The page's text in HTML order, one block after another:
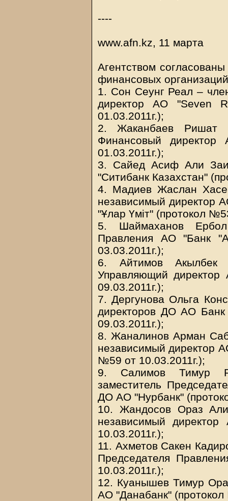
----
www.afn.kz, 11 марта
Агентством
финансовых
1. Сон Сеунг Реал –
директор АО "Seven
01.03.2011г.);
2. Жаканбаев Ришат
Финансовый
01.03.2011г.);
3. Сайед Асиф Али
"Ситибанк Казахстан"
4. Мадиев Жаслан
независимый директор
"Ұлар Үміт" (протокол
5. Шаймаханов
Правления АО "Банк
03.03.2011г.);
6. Айтимов Акылбек
Управляющий
09.03.2011г.);
7. Дергунова Ольга
директоров ДО АО
09.03.2011г.);
8. Жаналинов Арман
независимый директор
№59 от 10.03.2011г.);
9. Салимов Тимур
заместитель
ДО АО "Нурбанк"
10. Жандосов Ораз
независимый
10.03.2011г.);
11. Ахметов Сакен
Председателя
10.03.2011г.);
12. Куанышев Тимур
АО "Данабанк"